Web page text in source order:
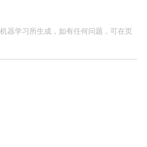
器学习所生成，如有任何问题，可在页